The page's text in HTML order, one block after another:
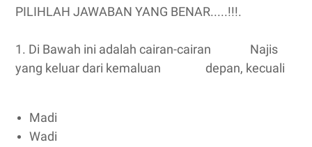
PILIHLAH JAWABAN YANG BENAR.....!!!.
1. Di Bawah ini adalah cairan-cairan Najis
yang keluar dari kemaluan depan, kecuali
Madi
Wadi